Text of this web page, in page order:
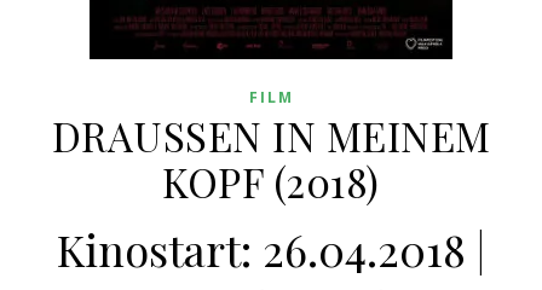
FILM
DRAUSSEN IN MEINEM
KOPF (2018)
Kinostart: 26.04.2018 |